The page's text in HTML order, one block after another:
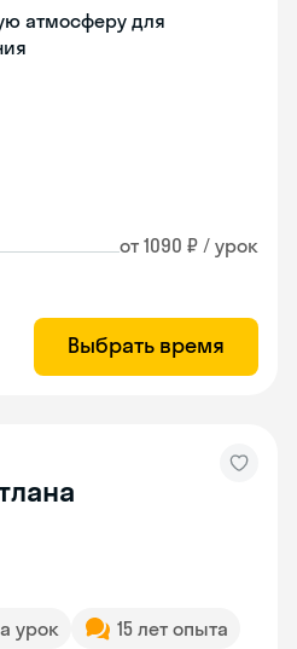
атмосферу для
от 1090 ₽ / урок
Выбрать время
урок
15 лет опыта